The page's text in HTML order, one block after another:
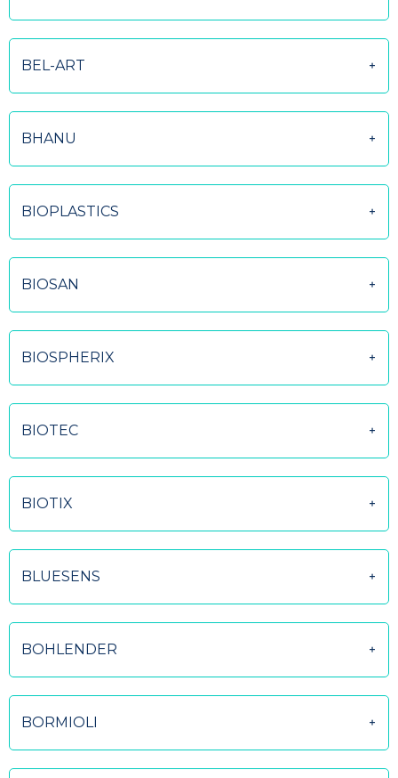
BEL-ART
BHANU
BIOPLASTICS
BIOSAN
BIOSPHERIX
BIOTEC
BIOTIX
BLUESENS
BOHLENDER
BORMIOLI